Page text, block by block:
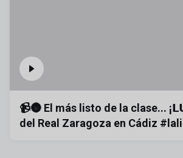
📹🌚 El más listo de la clase...
del Real Zaragoza en Cádiz